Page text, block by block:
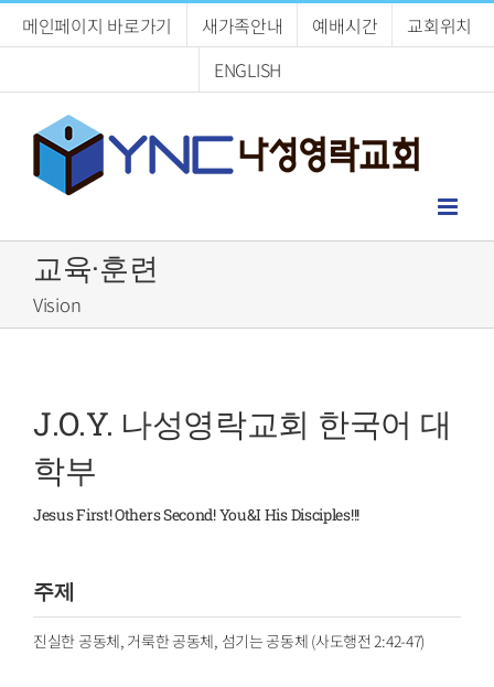
메인페이지 바로가기 새가족안내 예배시간
교회위치
ENGLISH
교육·훈련
Vision
J.O.Y. 나성영락교회 한국어 대
학부
Jesus First! Others Second! You&I His Disciples!!!
주제
진실한 공동체, 거룩한 공동체, 섬기는 공동체 (사도행전 2:42-47)